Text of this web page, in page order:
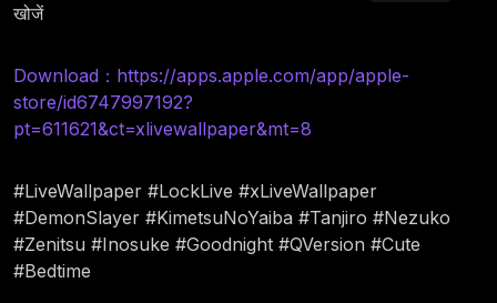
खोजें
Download：https://apps.apple.com/app/apple-
store/id6747997192?
pt=611621&ct=xlivewallpaper&mt=8
#LiveWallpaper #LockLive #xLiveWallpaper
#DemonSlayer #KimetsuNoYaiba #Tanjiro #Nezuko
#Zenitsu #Inosuke #Goodnight #QVersion #Cute
#Bedtime